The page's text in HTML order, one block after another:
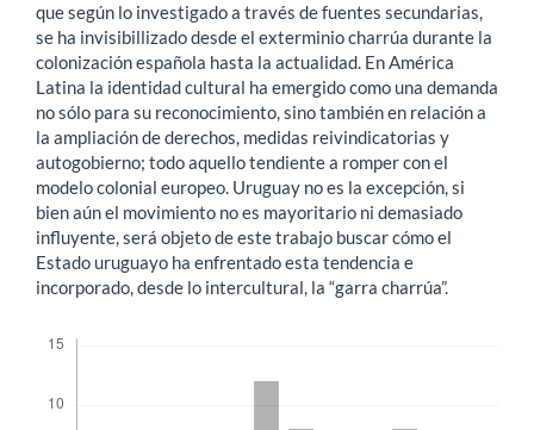
que según lo investigado a través de fuentes secundarias,
se ha invisibillizado desde el exterminio charrúa durante la
colonización española hasta la actualidad. En América
Latina la identidad cultural ha emergido como una demanda
no sólo para su reconocimiento, sino también en relación a
la ampliación de derechos, medidas reivindicatorias y
autogobierno; todo aquello tendiente a romper con el
modelo colonial europeo. Uruguay no es la excepción, si
bien aún el movimiento no es mayoritario ni demasiado
influyente, será objeto de este trabajo buscar cómo el
Estado uruguayo ha enfrentado esta tendencia e
incorporado, desde lo intercultural, la “garra charrúa”.